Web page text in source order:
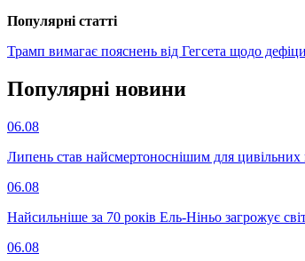
Популярнi статтi
Трамп вимагає пояснень від Гегсета щодо
Популярнi новини
06.08
Липень став найсмертоноснішим для цивільних
06.08
Найсильніше за 70 років Ель-Ніньо загрожує
06.08